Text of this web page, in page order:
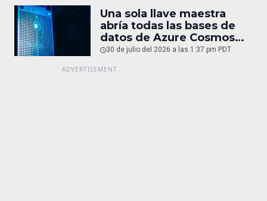
Una sola llave maestra
abría todas las bases de
datos de Azure Cosmos
DB
30 de julio del 2026 a las 1:37 pm PDT